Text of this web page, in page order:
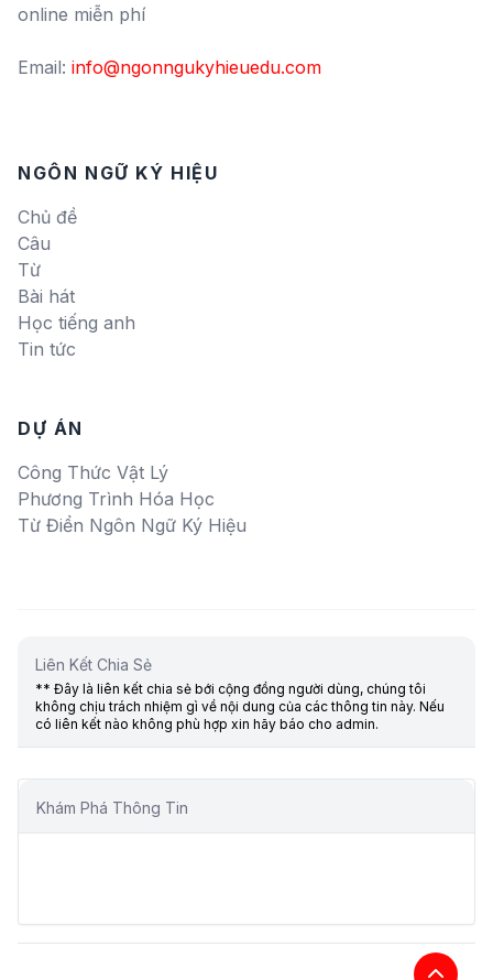
online miễn phí
Email: info@ngonngukyhieuedu.com
NGÔN NGỮ KÝ HIỆU
Chủ đề
Câu
Từ
Bài hát
Học tiếng anh
Tin tức
DỰ ÁN
Công Thức Vật Lý
Phương Trình Hóa Học
Từ Điển Ngôn Ngữ Ký Hiệu
Liên Kết Chia Sẻ
** Đây là liên kết chia sẻ bới cộng đồng người dùng, chúng tôi
không chịu trách nhiệm gì về nội dung của các thông tin này. Nếu
có liên kết nào không phù hợp xin hãy báo cho admin.
Khám Phá Thông Tin